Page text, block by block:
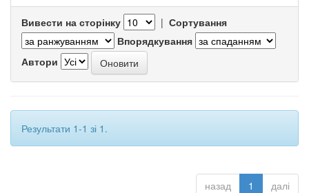
Вивести на сторінку | Сортування
Впорядкування
Автори
Результати 1-1 зі 1.
назад 1 далі